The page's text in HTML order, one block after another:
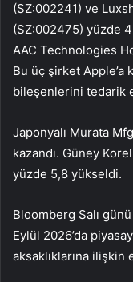
(SZ:002241) ve
(SZ:002475) yüzde
AAC Technologies
Bu üç şirket Apple’a
bileşenlerini tedarik
Japonyalı Murata
kazandı. Güney
yüzde 5,8 yükseldi.
Bloomberg Salı
Eylül 2026’da
aksaklıklarına ilişkin